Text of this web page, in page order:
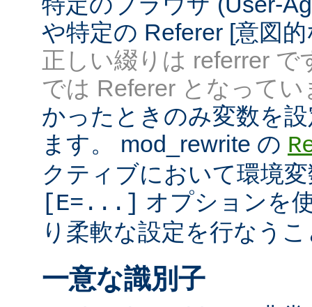
や特定の Referer [意図
正しい綴りは referrer で
では Referer となってい
かったときのみ変数を
ます。 mod_rewrite の
クティブにおいて環境
[E=...] オプションを
り柔軟な設定を行なう
一意な識別子